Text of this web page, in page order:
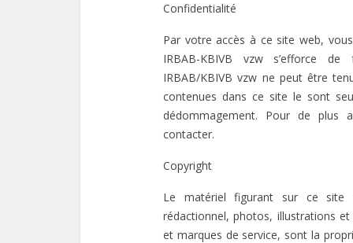
Confidentialité
Par votre accès à ce site web,
IRBAB-KBIVB vzw s’efforce
IRBAB/KBIVB vzw ne peut être
contenues dans ce site le sont
dédommagement. Pour de plus
contacter.
Copyright
Le matériel figurant sur ce site
rédactionnel, photos, illustrations
et marques de service, sont la